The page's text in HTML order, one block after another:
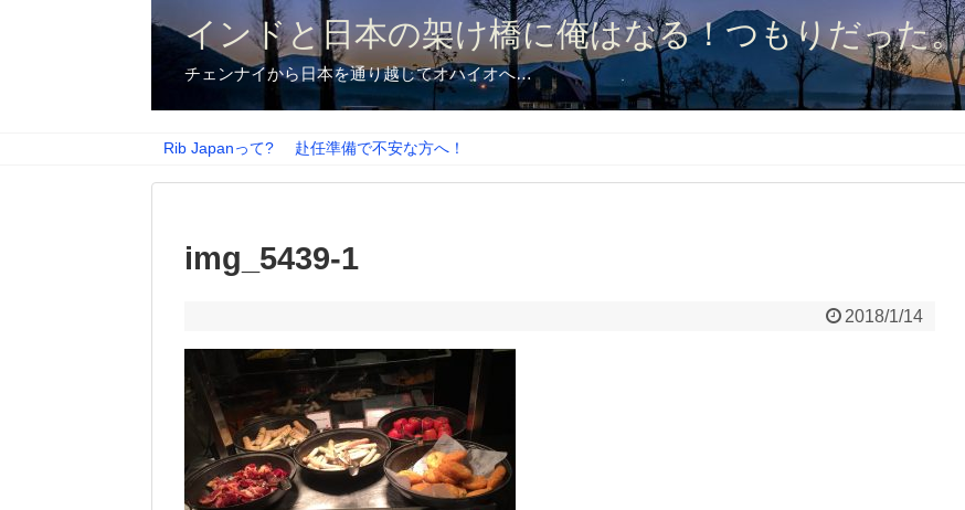
インドと日本の架け橋に俺はなる！つもりだった。
チェンナイから日本を通り越してオハイオへ…
Rib Japanって? 赴任準備で不安な方へ！
img_5439-1
2018/1/14